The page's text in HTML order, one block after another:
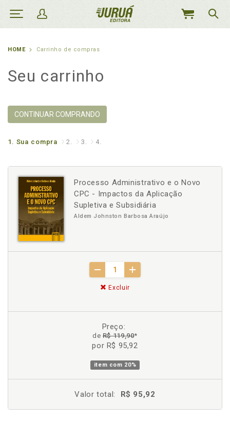
MEU
HOME Carrinho de compras
Seu carrinho
CONTINUAR COMPRANDO
1. Sua compra 2. 3. 4.
Processo Administrativo e o Novo
CPC - Impactos da Aplicação
Supletiva e Subsidiária
Aldem Johnston Barbosa Araújo
Excluir
Preço:
deR$ 119,90*
por R$ 95,92
item com 20%
Valor total: R$ 95,92